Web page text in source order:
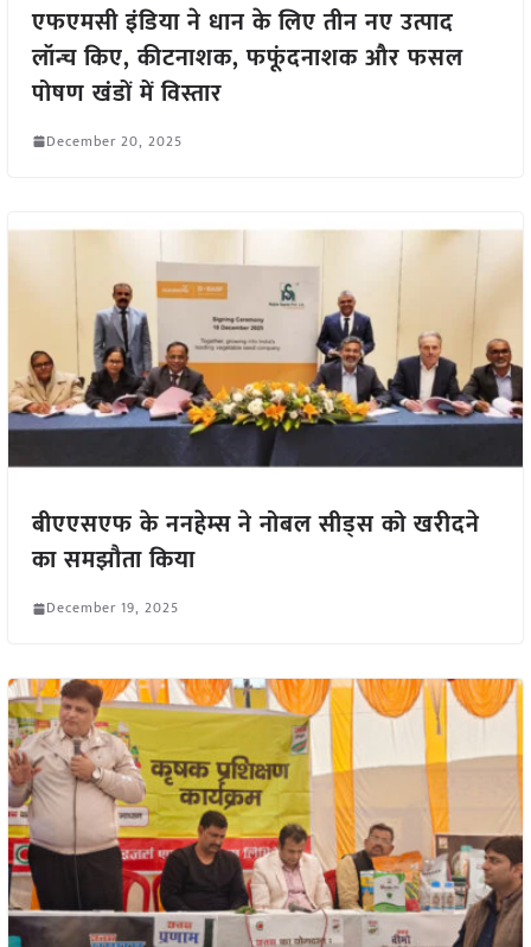
एफएमसी इंडिया ने धान के लिए तीन नए उत्पाद
लॉन्च किए, कीटनाशक, फफूंदनाशक और फसल
पोषण खंडों में विस्तार
December 20, 2025
बीएएसएफ के ननहेम्स ने नोबल सीड्स को खरीदने
का समझौता किया
December 19, 2025